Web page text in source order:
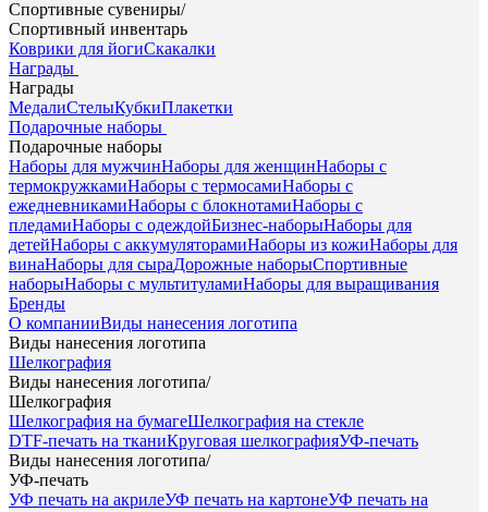
Спортивные сувениры/
Спортивный инвентарь
Коврики для йогиСкакалки
Награды
Награды
МедалиСтелыКубкиПлакетки
Подарочные наборы
Подарочные наборы
Наборы для мужчинНаборы для женщинНаборы с
термокружкамиНаборы с термосамиНаборы с
ежедневникамиНаборы с блокнотамиНаборы с
пледамиНаборы с одеждойБизнес-наборыНаборы для
детейНаборы с аккумуляторамиНаборы из кожиНаборы для
винаНаборы для сыраДорожные наборыСпортивные
наборыНаборы с мультитуламиНаборы для выращивания
Бренды
О компанииВиды нанесения логотипа
Виды нанесения логотипа
Шелкография
Виды нанесения логотипа/
Шелкография
Шелкография на бумагеШелкография на стекле
DTF-печать на тканиКруговая шелкографияУФ-печать
Виды нанесения логотипа/
УФ-печать
УФ печать на акрилеУФ печать на картонеУФ печать на